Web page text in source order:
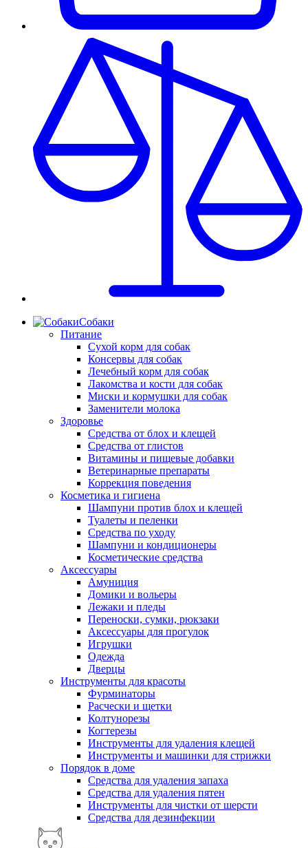
Собаки
Питание
Сухой корм для собак
Консервы для собак
Лечебный корм для собак
Лакомства и кости для собак
Миски и кормушки для собак
Заменители молока
Здоровье
Средства от блох и клещей
Средства от глистов
Витамины и пищевые добавки
Ветеринарные препараты
Коррекция поведения
Косметика и гигиена
Шампуни против блох и клещей
Туалеты и пеленки
Средства по уходу
Шампуни и кондиционеры
Косметические средства
Аксессуары
Амуниция
Домики и вольеры
Лежаки и пледы
Переноски, сумки, рюкзаки
Аксессуары для прогулок
Игрушки
Одежда
Дверцы
Инструменты для красоты
Фурминаторы
Расчески и щетки
Колтунорезы
Когтерезы
Инструменты для удаления клещей
Инструменты и машинки для стрижки
Порядок в доме
Средства для удаления запаха
Средства для удаления пятен
Инструменты для чистки от шерсти
Средства для дезинфекции